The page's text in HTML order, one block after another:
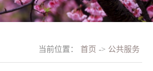
当前位置： 首页 -> 公共服务